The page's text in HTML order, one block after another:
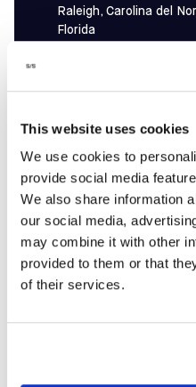
This website uses cookies
We use cookies to
provide social media
We also share information
our social media,
may combine it with other
provided to them or that
of their services.
Raleigh, Carolina del
Florida
- Lake Nona